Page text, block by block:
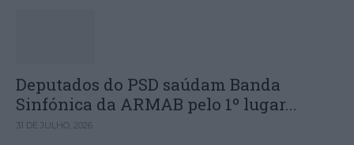
Deputados do PSD saúdam Banda
Sinfónica da ARMAB pelo 1º lugar...
31 DE JULHO, 2026